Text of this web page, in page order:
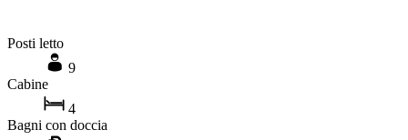
Posti letto
9
Cabine
4
Bagni con doccia